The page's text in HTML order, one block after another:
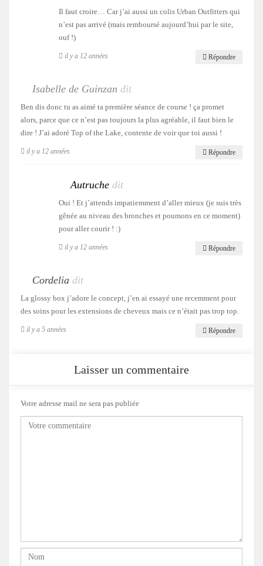
Il faut croire… Car j’ai aussi un colis Urban Outfitters qui
n’est pas arrivé (mais remboursé aujourd’hui par le site,
ouf !)
il y a 12 années Répondre
Isabelle de Guinzan dit
Ben dis donc tu as aimé ta première séance de course ! ça promet
alors, parce que ce n’est pas toujours la plus agréable, il faut bien le
dire ! J’ai adoré Top of the Lake, contente de voir que toi aussi !
il y a 12 années Répondre
Autruche dit
Oui ! Et j’attends impatiemment d’aller mieux (je suis très
gênée au niveau des bronches et poumons en ce moment)
pour aller courir ! :)
il y a 12 années Répondre
Cordelia dit
La glossy box j’adore le concept, j’en ai essayé une recemment pour
des soins pour les extensions de cheveux mais ce n’était pas trop top.
il y a 5 années Répondre
Laisser un commentaire
Votre adresse mail ne sera pas publiée